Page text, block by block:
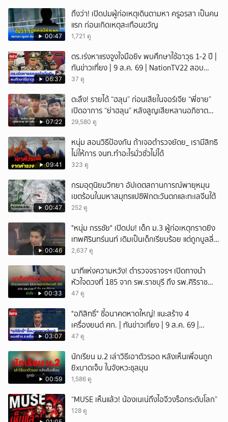
00:47
ถึงว่า! เปิดปมผู้ก่อเหตุเดินตามหา ครูอรสา เป็นคน
แรก ก่อนเกิดเหตุสะเทือนขวัญ
1,721 ดู
06:37
ตร.เร่งหาแรงจูงใจมือยิv พบศึกษาใช้อาวุธ 1-2 ปี |
ทันข่าวเที่ยง | 9 ส.ค. 69 | NationTV22 สอบ
พยานแล้ว 17 ปาก เร่งตรวจมือถือและหลักฐานที่
เพื่อน และสื่อโซเ
37 ดู
07:22
ตะลึง! รายได้ “ฮลุน” ก่อนเสียในจอร์เจีย “พี่ชาย”
เปิดอาการ “ย่าฮลุน” หลังสูญเสียหลานอภิชาต
บุตร!
29,580 ดู
09:41
หนุ่ม สอนวิธีป้องกัน ถ้าเจอตำรวจยัดย_ เรามีสิทธิ
ไม่ให้การ จนท.ทำอะไรมั่วซั่วไม่ได้
323 ดู
00:47
กรมอุตุนิยมวิทยา อัปเดตสถานการณ์พายุหมุน
เขตร้อนในมหาสมุทรแปซิฟิกตะวันตกและทะเลจีนใต้
252 ดู
00:46
"หนุ่ม กรรชัย" เปิดปม! เด็ก ม.3 ผู้ก่อเหตุกราดยิง
เทพศิรินทร์นนท์ เดิมเป็นเด็กเรียบร้อย แต่ถูกบูลลี่
หนัก คาดแรงกดดันสะสมกลายเป็นแรงแค้น จนก่อ
2,637 ดู
00:33
นาทีแห่งความหวัง! ตำรวจจราจรฯ เปิดทางนำ
หัวใจดวงที่ 185 จาก รพ.ราชบุรี ถึง รพ.ศิริราช
สำเร็จใน 48 นาที
47 ดู
03:07
"อภิสิทธิ์" ชี้อนาคตหาดใหญ่! แนะสร้าง 4
เครื่องยนต์ ศก. | ทันข่าวเที่ยง | 9 ส.ค. 69 |
NationTV22
47 ดู
00:59
นักเรียน ม.2 เล่าวิธีเอาตัวรอด หลังเห็นเพื่อนถูก
ยิxบาดเจ็บ ในจังหวะชุลมุน
1,586 ดู
“MUSE เห็นแล้ว! น้องเนเน่ถึงไอจีวงร็อกระดับโลก”
128 ดู